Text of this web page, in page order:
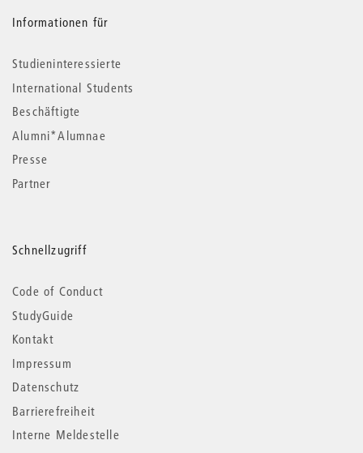
Informationen für
Studieninteressierte
International Students
Beschäftigte
Alumni*Alumnae
Presse
Partner
Schnellzugriff
Code of Conduct
StudyGuide
Kontakt
Impressum
Datenschutz
Barrierefreiheit
Interne Meldestelle